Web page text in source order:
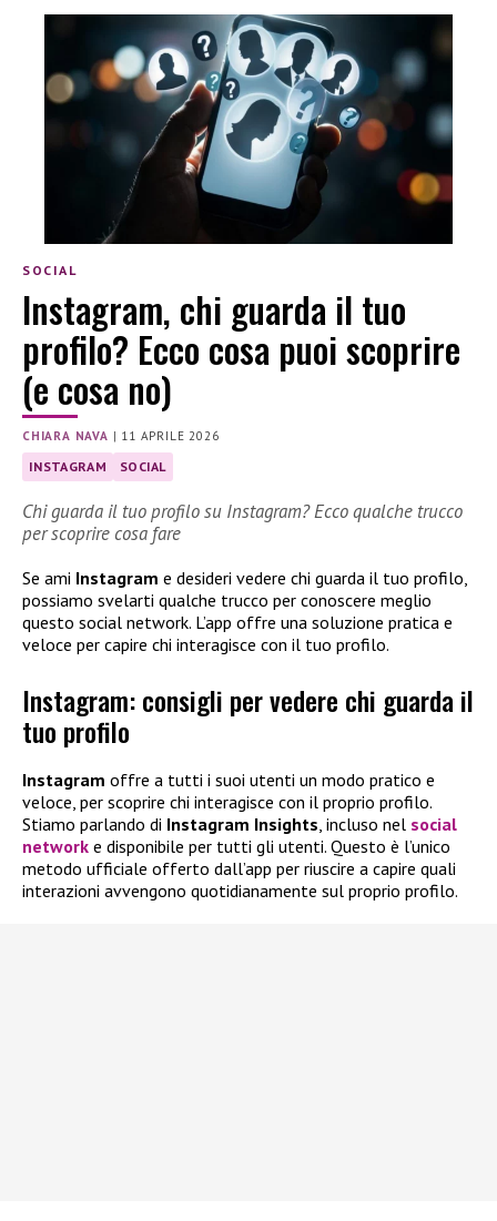
SOCIAL
Instagram, chi guarda il tuo
profilo? Ecco cosa puoi scoprire
(e cosa no)
CHIARA NAVA | 11 APRILE 2026
INSTAGRAM SOCIAL
Chi guarda il tuo profilo su Instagram? Ecco qualche trucco
per scoprire cosa fare
Se ami Instagram e desideri vedere chi guarda il tuo profilo,
possiamo svelarti qualche trucco per conoscere meglio
questo social network. L’app offre una soluzione pratica e
veloce per capire chi interagisce con il tuo profilo.
Instagram: consigli per vedere chi guarda il
tuo profilo
Instagram offre a tutti i suoi utenti un modo pratico e
veloce, per scoprire chi interagisce con il proprio profilo.
Stiamo parlando di Instagram Insights , incluso nel social
network e disponibile per tutti gli utenti. Questo è l’unico
metodo ufficiale offerto dall’app per riuscire a capire quali
interazioni avvengono quotidianamente sul proprio profilo.